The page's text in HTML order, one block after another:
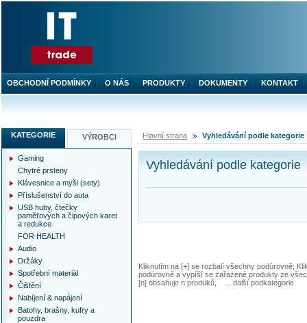
Hlavní strana Vyhledávání podle kategorie
Vyhledávání podle kategorie
Kliknutím na [+] se rozbalí všechny podúrovně;
podúrovně a vypíší se zařazené produkty ze
[n] obsahuje n produků, ... další podkategorie
KATEGORIE VÝROBCI
Gaming
Chytré prsteny
Klávesnice a myši (sety)
Příslušenství do auta
USB huby, čtečky
paměťových a čipových karet
a redukce
FOR HEALTH
Audio
Držáky
Spotřební materiál
Čištění
Nabíjení & napájení
Batohy, brašny, kufry a
pouzdra
OBCHODNÍ PODMÍNKY O NÁS PRODUKTY DOKUMENTY KONTAKT